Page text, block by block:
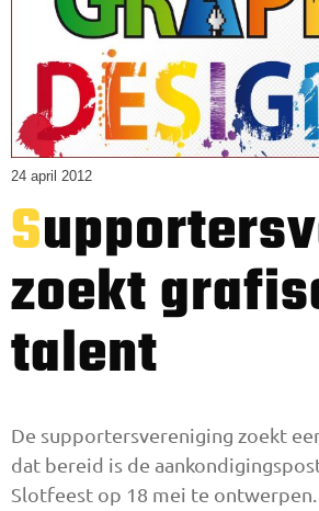
24 april 2012
Supportersvereniging
zoekt
talent
De supportersvereniging zoekt
dat bereid is de
Slotfeest op 18 mei te ontwerpen.